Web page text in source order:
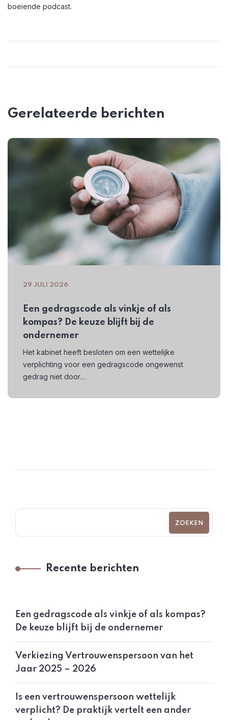
boeiende podcast.
Gerelateerde berichten
29 JULI 2026
Een gedragscode als vinkje of als
kompas? De keuze blijft bij de
ondernemer
Het kabinet heeft besloten om een wettelijke
verplichting voor een gedragscode ongewenst
gedrag niet door…
ZOEKEN
Recente berichten
Een gedragscode als vinkje of als kompas?
De keuze blijft bij de ondernemer
Verkiezing Vertrouwenspersoon van het
Jaar 2025 – 2026
Is een vertrouwenspersoon wettelijk
verplicht? De praktijk vertelt een ander